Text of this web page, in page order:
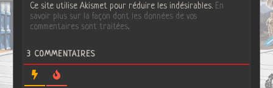
Ce site utilise Akismet pour réduire les indésirables. En
savoir plus sur la façon dont les données de vos
commentaires sont traitées.
3 COMMENTAIRES